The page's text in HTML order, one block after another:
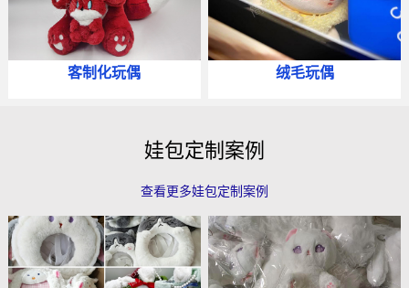
客制化玩偶 绒毛玩偶
娃包定制案例
查看更多娃包定制案例